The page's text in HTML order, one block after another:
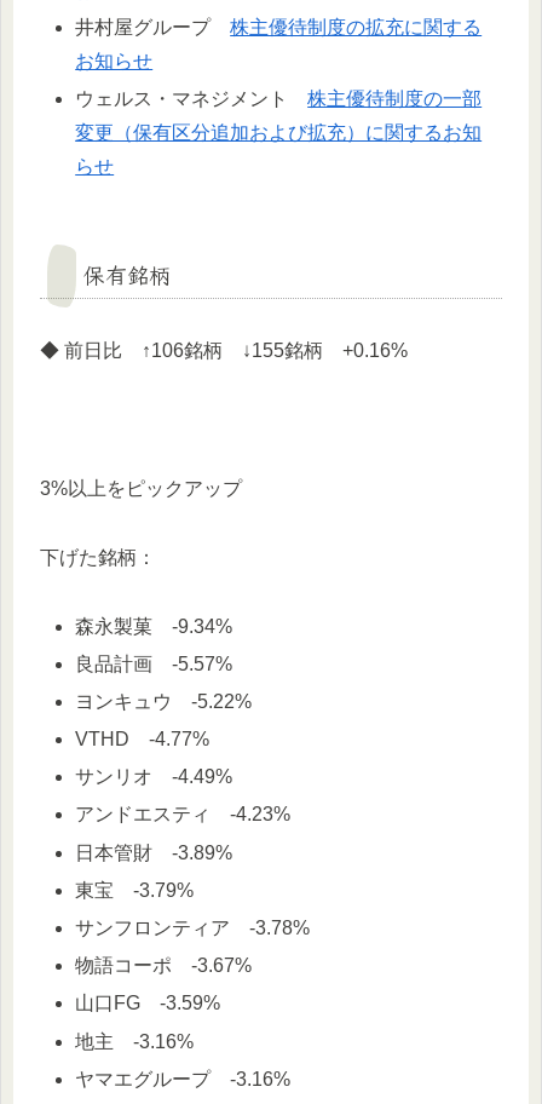
井村屋グループ株主優待制度の拡充に関する
お知らせ
ウェルス・マネジメント株主優待制度の一部
変更（保有区分追加および拡充）に関するお知
らせ
保有銘柄
◆ 前日比 ↑106銘柄 ↓155銘柄 +0.16%
3%以上をピックアップ
下げた銘柄：
森永製菓 -9.34%
良品計画 -5.57%
ヨンキュウ -5.22%
VTHD -4.77%
サンリオ -4.49%
アンドエスティ -4.23%
日本管財 -3.89%
東宝 -3.79%
サンフロンティア -3.78%
物語コーポ -3.67%
山口FG -3.59%
地主 -3.16%
ヤマエグループ -3.16%